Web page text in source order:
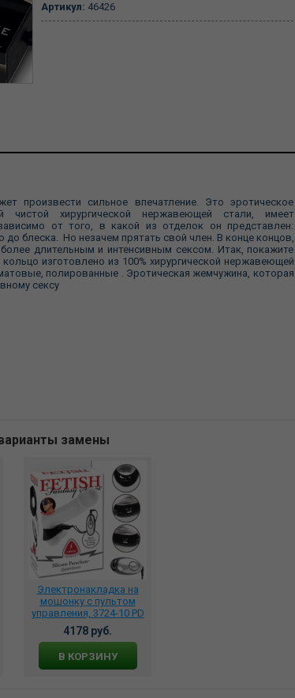
Артикул: 46426
произвести сильное впечатление. Это эротическое
чистой хирургической нержавеющей стали, имеет
от того, в какой из отделок он представлен:
блеска. Но незачем прятать свой член. В конце концов,
длительным и интенсивным сексом. Итак, покажите
изготовлено из 100% хирургической нержавеющей
полированные . Эротическая жемчужина, которая
сексу
замены
Электронакладка на
мошонку с пультом
управления, 3724-10 PD
4178 руб.
В КОРЗИНУ